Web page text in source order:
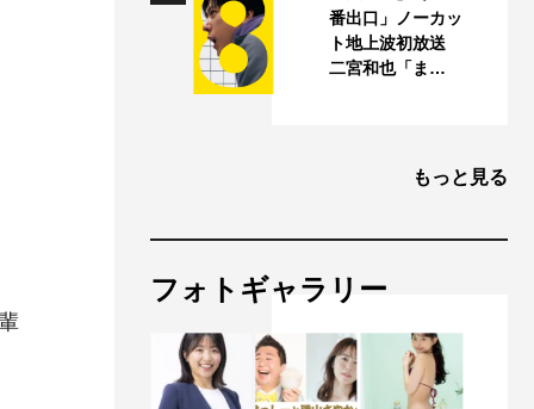
番出口」ノーカッ
ト地上波初放送
二宮和也「ま…
もっと見る
フォトギャラリー